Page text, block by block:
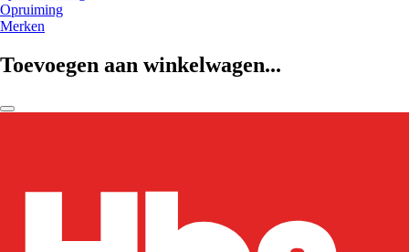
Opruiming
Merken
Toevoegen aan winkelwagen...